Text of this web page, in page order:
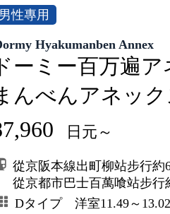
性專用
Hyakumanben Annex
ーミー百万遍
んべんアネッ
日元～
從京阪本線出町柳站步行約
從京都市巴士百萬喰站步行
Dタイプ 洋室11.49～